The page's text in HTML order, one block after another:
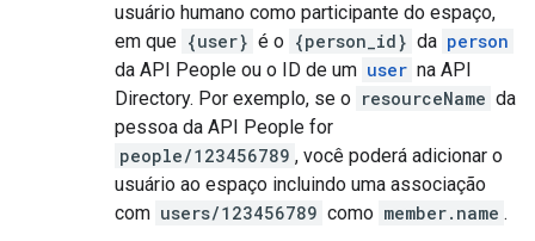
usuário humano como participante do espaço,
em que {user} é o {person_id} da person
da API People ou o ID de um user na API
Directory. Por exemplo, se o resourceName da
pessoa da API People for
people/123456789 , você poderá adicionar o
usuário ao espaço incluindo uma associação
com users/123456789 como member.name .